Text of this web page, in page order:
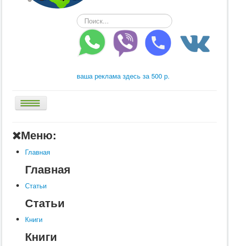
Искать...
ваша реклама здесь за 500 р.
Книги
Услуги
Контакты
Меню:
Главная
Главная
Статьи
Статьи
Книги
Книги